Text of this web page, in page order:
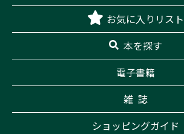
お気に入りリスト
本を探す
電子書籍
雑 誌
ショッピングガイド